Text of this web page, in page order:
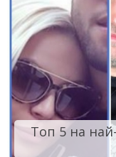
Топ 5 на